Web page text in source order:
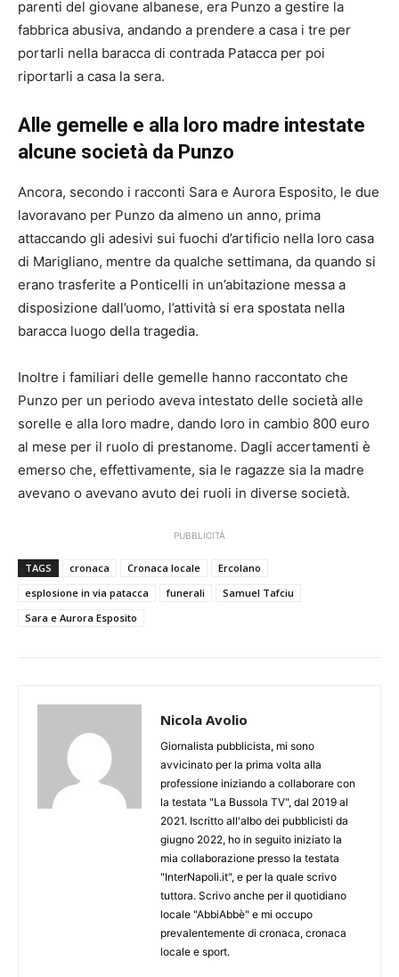
parenti del giovane albanese, era Punzo a gestire la
fabbrica abusiva, andando a prendere a casa i tre per
portarli nella baracca di contrada Patacca per poi
riportarli a casa la sera.
Alle gemelle e alla loro madre intestate
alcune società da Punzo
Ancora, secondo i racconti Sara e Aurora Esposito, le due
lavoravano per Punzo da almeno un anno, prima
attaccando gli adesivi sui fuochi d’artificio nella loro casa
di Marigliano, mentre da qualche settimana, da quando si
erano trasferite a Ponticelli in un’abitazione messa a
disposizione dall’uomo, l’attività si era spostata nella
baracca luogo della tragedia.
Inoltre i familiari delle gemelle hanno raccontato che
Punzo per un periodo aveva intestato delle società alle
sorelle e alla loro madre, dando loro in cambio 800 euro
al mese per il ruolo di prestanome. Dagli accertamenti è
emerso che, effettivamente, sia le ragazze sia la madre
avevano o avevano avuto dei ruoli in diverse società.
PUBBLICITÀ
TAGS cronaca Cronaca locale
Ercolano
esplosione in via patacca
funerali
Samuel Tafciu
Sara e Aurora Esposito
Nicola Avolio
Giornalista pubblicista, mi sono
avvicinato per la prima volta alla
professione iniziando a collaborare con
la testata "La Bussola TV", dal 2019 al
2021. Iscritto all'albo dei pubblicisti da
giugno 2022, ho in seguito iniziato la
mia collaborazione presso la testata
"InterNapoli.it", e per la quale scrivo
tuttora. Scrivo anche per il quotidiano
locale "AbbiAbbè" e mi occupo
prevalentemente di cronaca, cronaca
locale e sport.